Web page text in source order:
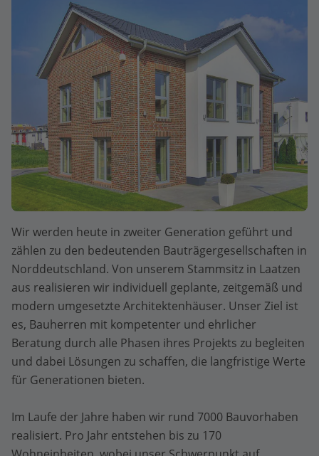
Wir werden heute in zweiter Generation geführt und
zählen zu den bedeutenden Bauträgergesellschaften in
Norddeutschland. Von unserem Stammsitz in Laatzen
aus realisieren wir individuell geplante, zeitgemäß und
modern umgesetzte Architektenhäuser. Unser Ziel ist
es, Bauherren mit kompetenter und ehrlicher
Beratung durch alle Phasen ihres Projekts zu begleiten
und dabei Lösungen zu schaffen, die langfristige Werte
für Generationen bieten.
Im Laufe der Jahre haben wir rund 7000 Bauvorhaben
realisiert. Pro Jahr entstehen bis zu 170